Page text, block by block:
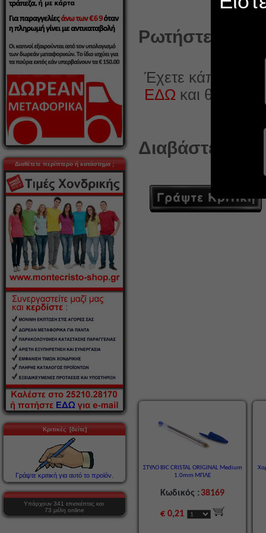
Διαθέτετε περίπτερο ή κατάστημα ;
Κριτικές [δείτε]
Γράψτε κριτική για αυτό το προϊόν.
Υπάρχουν 341 επισκέπτες και
73 μέλη online
Ρωτήστε κάτι
Έχετε κάποια
ΕΔΩ και θα
Διαβάστε ή
ΣΤΥΛΟ BIC CRISTAL ORIGINAL Medium
1.0mm ΜΠΛΕ
Κωδικός : 38169
€ 0,21